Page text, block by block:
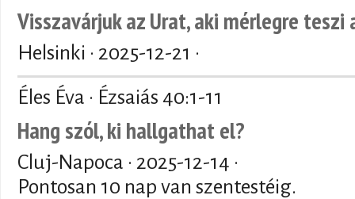
Visszavárjuk az Urat, aki mérlegre
Helsinki · 2025-12-21 ·
Éles Éva · Ézsaiás 40:1-11
Hang szól, ki hallgathat el?
Cluj-Napoca · 2025-12-14 ·
Pontosan 10 nap van szentestéig.